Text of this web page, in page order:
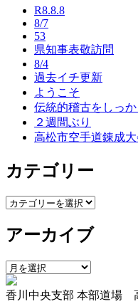
R8.8.8
8/7
53
県知事表敬訪問
8/4
過去イチ更新
ようこそ
伝統的稽古をしっか
２週間ぶり
高松市空手道錬成
カテゴリー
カ
ゴ
ー
アーカイブ
ア
ー
カ
香川中央支部 本部道場